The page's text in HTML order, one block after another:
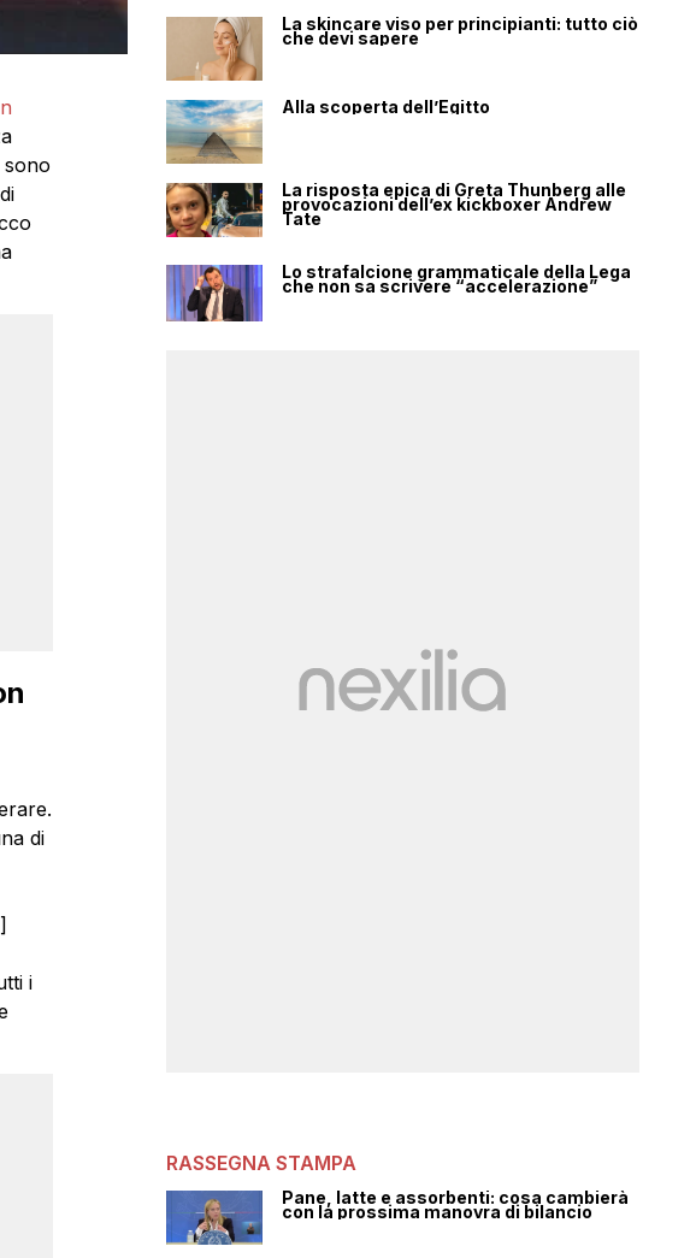
sono
di
i
La skincare viso per principianti: tutto ciò
che devi sapere
Alla scoperta dell’Egitto
La risposta epica di Greta Thunberg alle
provocazioni dell’ex kickboxer Andrew
Tate
Lo strafalcione grammaticale della Lega
che non sa scrivere “accelerazione”
RASSEGNA STAMPA
Pane, latte e assorbenti: cosa cambierà
con la prossima manovra di bilancio